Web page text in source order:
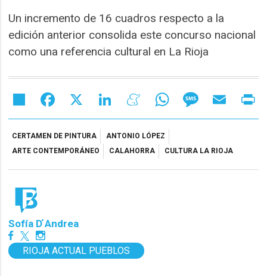
Un incremento de 16 cuadros respecto a la
edición anterior consolida este concurso nacional
como una referencia cultural en La Rioja
Share Facebook LinkedIn MeneameWhatsAppMessageEmail
CERTAMEN DE PINTURA
ANTONIO LÓPEZ
ARTE CONTEMPORÁNEO
CALAHORRA CULTURA LA RIOJA
Sofía D ́Andrea
RIOJA ACTUAL PUEBLOS